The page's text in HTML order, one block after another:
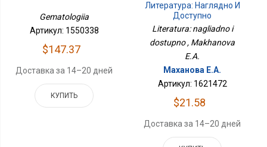
Gematologiia
Артикул: 1550338
$147.37
Доставка за 14–20 дней
КУПИТЬ
Литература: Наглядно И
Доступно
Literatura: nagliadno i
dostupno , Makhanova
E.A.
Маханова Е.А.
Артикул: 1621472
$21.58
Доставка за 14–20 дней